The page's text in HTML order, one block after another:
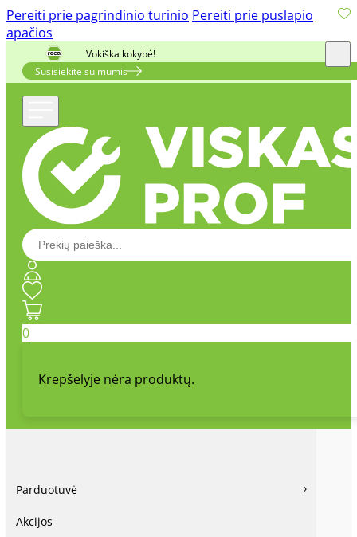
Pereiti prie pagrindinio turinio Pereiti prie puslapio
apačios
Vokiška kokybė!
Susisiekite su mumis
0
Krepšelyje nėra produktų.
Parduotuvė
Akcijos